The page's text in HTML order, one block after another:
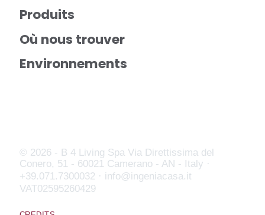
Produits
Où nous trouver
Environnements
© 2026 - B 4 Living Spa Via Direttissima del
Conero, 51 - 60021 Camerano - AN - Italy ·
+39.071.7300032 · info@ingeniacasa.it
VAT02595260429